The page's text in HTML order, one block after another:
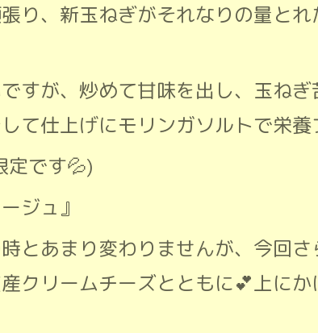
り、新玉ねぎがそれなりの量と
すが、炒めて甘味を出し、玉ね
て仕上げにモリンガソルトで栄養
定です💦)
ジュ』
とあまり変わりませんが、今回
クリームチーズとともに💕上に